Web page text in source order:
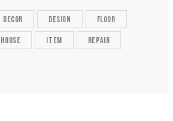
decor design floor
house item repair